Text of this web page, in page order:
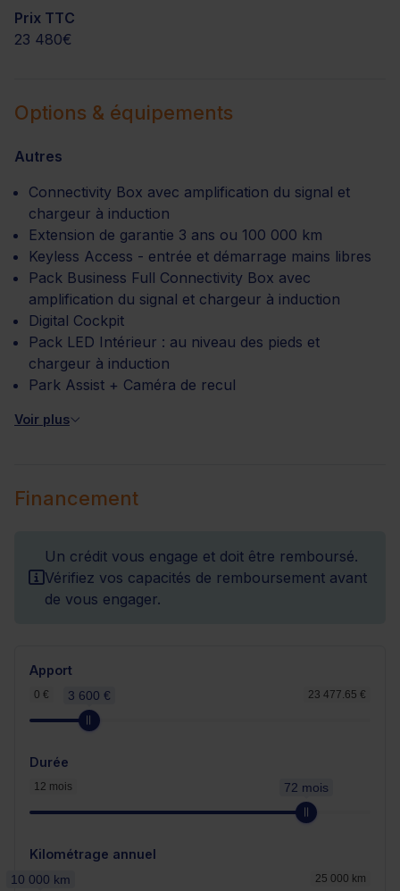
Prix TTC
23 480€
Options & équipements
Autres
Connectivity Box avec amplification du signal et
chargeur à induction
Extension de garantie 3 ans ou 100 000 km
Keyless Access - entrée et démarrage mains libres
Pack Business Full Connectivity Box avec
amplification du signal et chargeur à induction
Digital Cockpit
Pack LED Intérieur : au niveau des pieds et
chargeur à induction
Park Assist + Caméra de recul
Voir plus
Financement
Un crédit vous engage et doit être remboursé.
Vérifiez vos capacités de remboursement avant
de vous engager.
Apport
0 € 23 477.65 €
3 600 €
Durée
12 mois 72 mois
Kilométrage annuel
25 000 km
10 000 km